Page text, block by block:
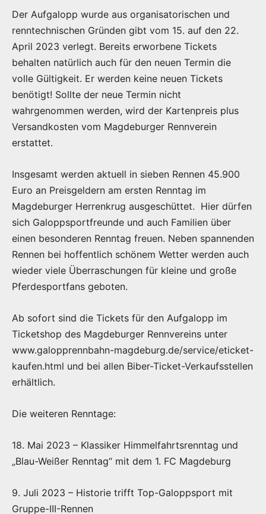
Der Aufgalopp wurde aus organisatorischen und
renntechnischen Gründen gibt vom 15. auf den 22.
April 2023 verlegt. Bereits erworbene Tickets
behalten natürlich auch für den neuen Termin die
volle Gültigkeit. Er werden keine neuen Tickets
benötigt! Sollte der neue Termin nicht
wahrgenommen werden, wird der Kartenpreis plus
Versandkosten vom Magdeburger Rennverein
erstattet.
Insgesamt werden aktuell in sieben Rennen 45.900
Euro an Preisgeldern am ersten Renntag im
Magdeburger Herrenkrug ausgeschüttet. Hier dürfen
sich Galoppsportfreunde und auch Familien über
einen besonderen Renntag freuen. Neben spannenden
Rennen bei hoffentlich schönem Wetter werden auch
wieder viele Überraschungen für kleine und große
Pferdesportfans geboten.
Ab sofort sind die Tickets für den Aufgalopp im
Ticketshop des Magdeburger Rennvereins unter
www.galopprennbahn-magdeburg.de/service/eticket-
kaufen.html und bei allen Biber-Ticket-Verkaufsstellen
erhältlich.
Die weiteren Renntage:
18. Mai 2023 – Klassiker Himmelfahrtsrenntag und
„Blau-Weißer Renntag“ mit dem 1. FC Magdeburg
9. Juli 2023 – Historie trifft Top-Galoppsport mit
Gruppe-III-Rennen